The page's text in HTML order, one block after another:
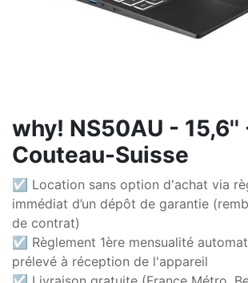
why! NS50AU - 15,6''
Couteau-Suisse
☑ Location sans option d'achat via
immédiat d’un dépôt de garantie
de contrat)
☑ Règlement 1ère mensualité
prélevé à réception de l'appareil